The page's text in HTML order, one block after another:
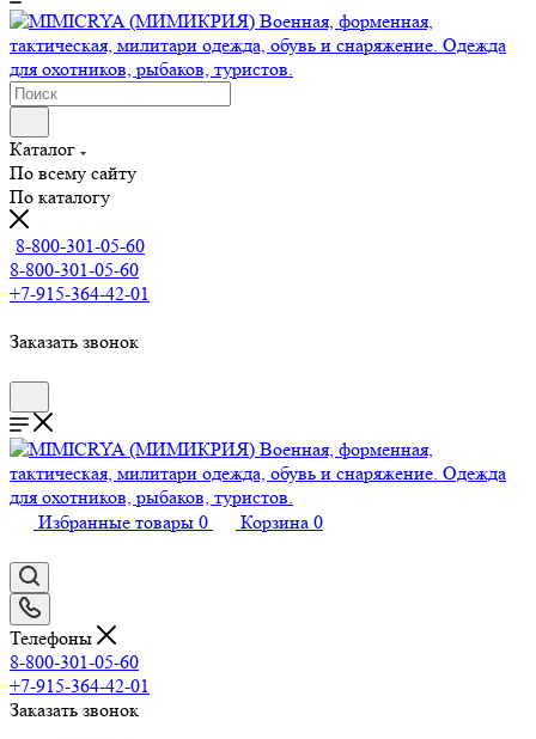
Каталог
По всему сайту
По каталогу
8-800-301-05-60
8-800-301-05-60
+7-915-364-42-01
Заказать звонок
Избранные товары 0 Корзина 0
Телефоны
8-800-301-05-60
+7-915-364-42-01
Заказать звонок